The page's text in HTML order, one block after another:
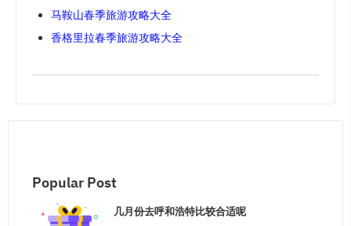
马鞍山春季旅游攻略大全
香格里拉春季旅游攻略大全
Popular Post
几月份去呼和浩特比较合适呢